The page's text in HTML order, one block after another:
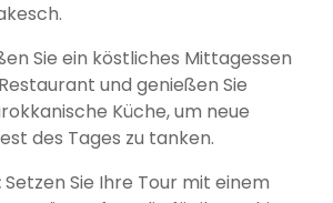
Sie ein köstliches Mittagessen
und genießen Sie
Küche, um neue
des Tages zu tanken.
Setzen Sie Ihre Tour mit einem